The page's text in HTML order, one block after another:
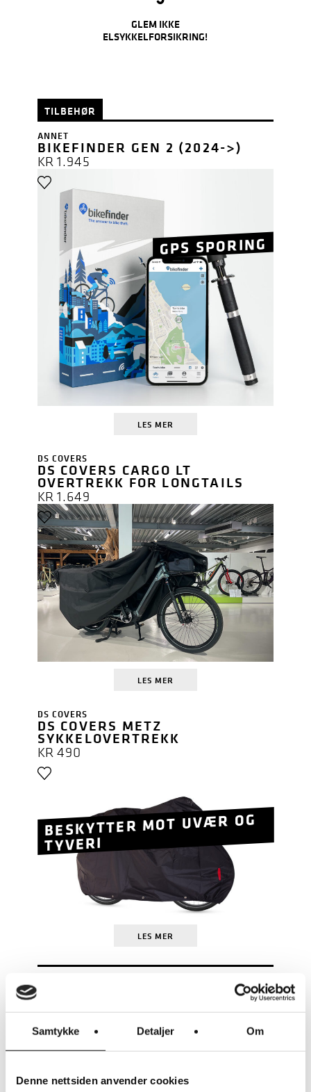
Samtykke Detaljer Om
Denne nettsiden anvender cookies
GLEM IKKE
ELSYKKELFORSIKRING!
TILBEHØR
GPS SPORING
ANNET
BIKEFINDER GEN 2 (2024->)
KR1.945
LES MER
DS COVERS
DS COVERS CARGO LT
OVERTREKK FOR LONGTAILS
KR 1.649
LES MER
BESKYTTER MOT UVÆR OG
TYVERI
DS COVERS
DS COVERS METZ
SYKKELOVERTREKK
KR490
LES MER
RM MULTITINKER VESKER 2 X
42 LITER (H)
KR3.250